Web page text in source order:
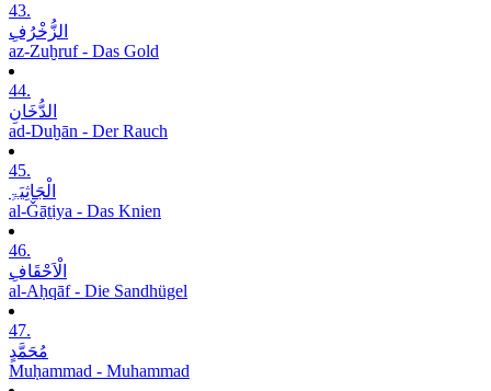
43.
الزُّخْرُفِ
az-Zuḫruf - Das Gold
44.
الدُّخَانِ
ad-Duḫān - Der Rauch
45.
الْجَاثِیَۃِ
al-Ǧāṯiya - Das Knien
46.
الْاَحْقَافِ
al-Aḥqāf - Die Sandhügel
47.
مُحَمَّدٍ
Muḥammad - Muhammad